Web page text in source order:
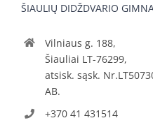
ŠIAULIŲ DIDŽDVARIO
Vilniaus g. 188,
Šiauliai LT-76299,
atsisk. sąsk.
AB.
+370 41 431514